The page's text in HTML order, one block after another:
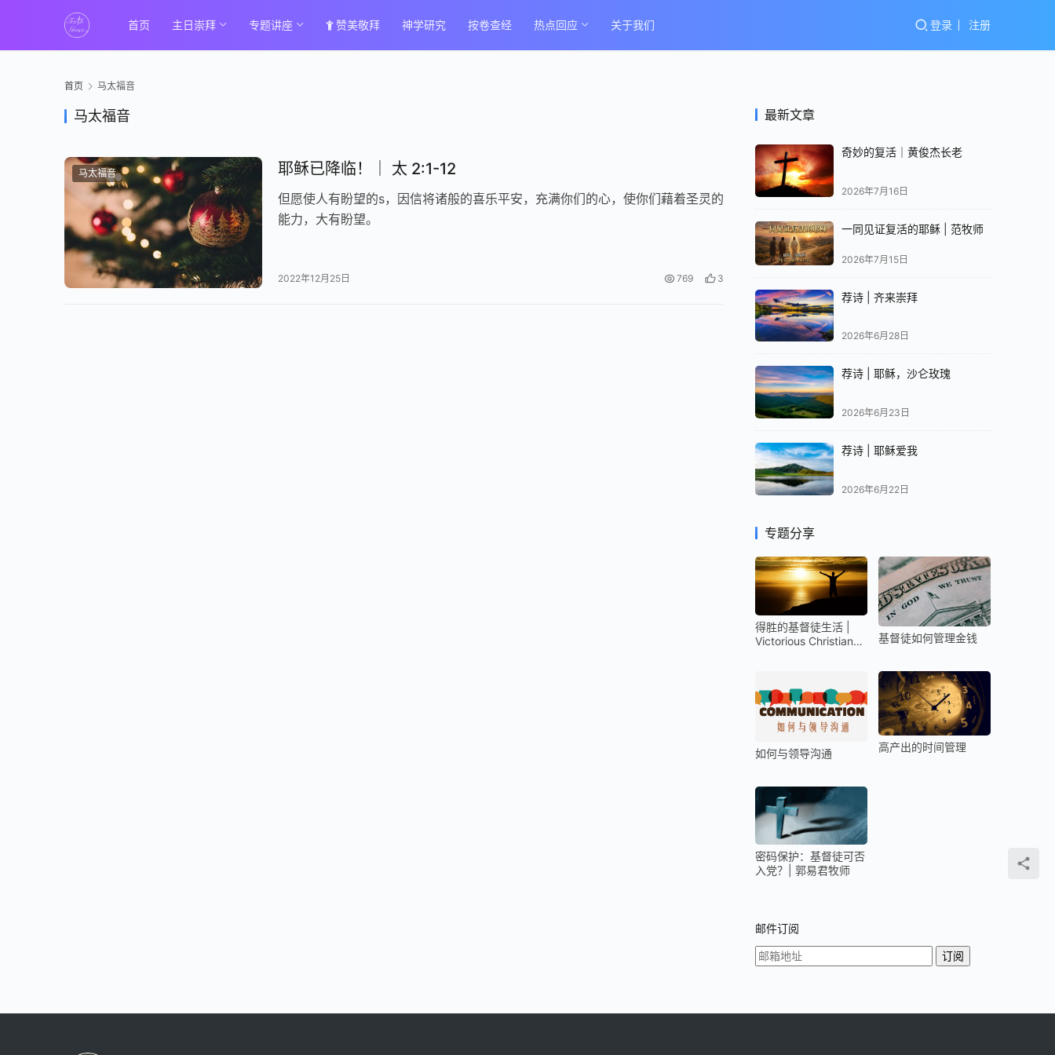
首页 主日崇拜 专题讲座 赞美敬拜 神学研究 按卷查经 热点回应 关于我们 登录 注册
首页 马太福音
马太福音
马太福音 耶稣已降临！｜ 太 2:1-12
但愿使人有盼望的s，因信将诸般的喜乐平安，充满你们的心，使你们藉着圣灵的
能力，大有盼望。
2022年12月25日 769 3
最新文章
奇妙的复活｜黄俊杰长老
2026年7月16日
一同见证复活的耶稣 | 范牧师
2026年7月15日
荐诗 | 齐来崇拜
2026年6月28日
荐诗 | 耶稣，沙仑玫瑰
2026年6月23日
荐诗 | 耶稣爱我
2026年6月22日
专题分享
得胜的基督徒生活 |
Victorious Christian
基督徒如何管理金钱
如何与领导沟通 高产出的时间管理
密码保护：基督徒可否
入党？| 郭易君牧师
邮件订阅